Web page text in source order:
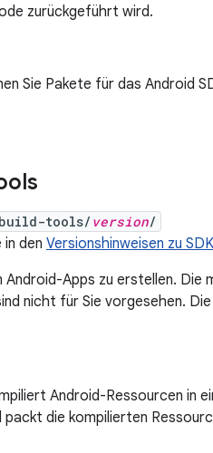
zurückgeführt wird.
Sie Pakete für das Android
tools/ version/
den Versionshinweisen zu
Apps zu erstellen. Die
nicht für Sie vorgesehen.
Android-Ressourcen in
die kompilierten